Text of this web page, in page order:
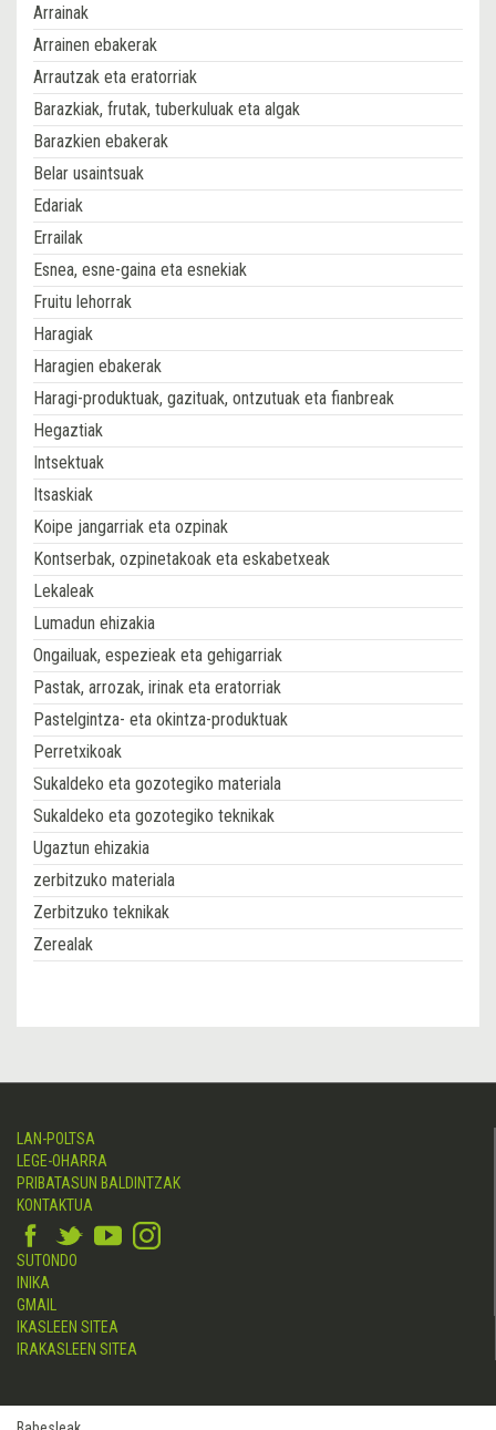
Arrainak
Arrainen ebakerak
Arrautzak eta eratorriak
Barazkiak, frutak, tuberkuluak eta algak
Barazkien ebakerak
Belar usaintsuak
Edariak
Errailak
Esnea, esne-gaina eta esnekiak
Fruitu lehorrak
Haragiak
Haragien ebakerak
Haragi-produktuak, gazituak, ontzutuak eta fianbreak
Hegaztiak
Intsektuak
Itsaskiak
Koipe jangarriak eta ozpinak
Kontserbak, ozpinetakoak eta eskabetxeak
Lekaleak
Lumadun ehizakia
Ongailuak, espezieak eta gehigarriak
Pastak, arrozak, irinak eta eratorriak
Pastelgintza- eta okintza-produktuak
Perretxikoak
Sukaldeko eta gozotegiko materiala
Sukaldeko eta gozotegiko teknikak
Ugaztun ehizakia
zerbitzuko materiala
Zerbitzuko teknikak
Zerealak
LAN-POLTSA
LEGE-OHARRA
PRIBATASUN BALDINTZAK
KONTAKTUA
SUTONDO
INIKA
GMAIL
IKASLEEN SITEA
IRAKASLEEN SITEA